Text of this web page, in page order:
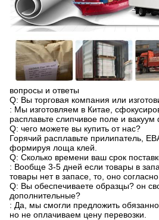
вопросы и ответы
Q: Вы торговая компания или
: Мы изготовляем в Китае,
расплавьте слипчивое поле и
Q: чего можете вы купить от нас?
Горячий расплавьте прилипатель,
формируя лоща клей.
Q: Сколько времени ваш срок
: Вообще 3-5 дней если товары в
товары нет в запасе, то, оно согласно
Q: Вы обеспечиваете образцы? он
дополнительные?
: Да, мы смогли предложить
но не оплачиваем цену перевозки.